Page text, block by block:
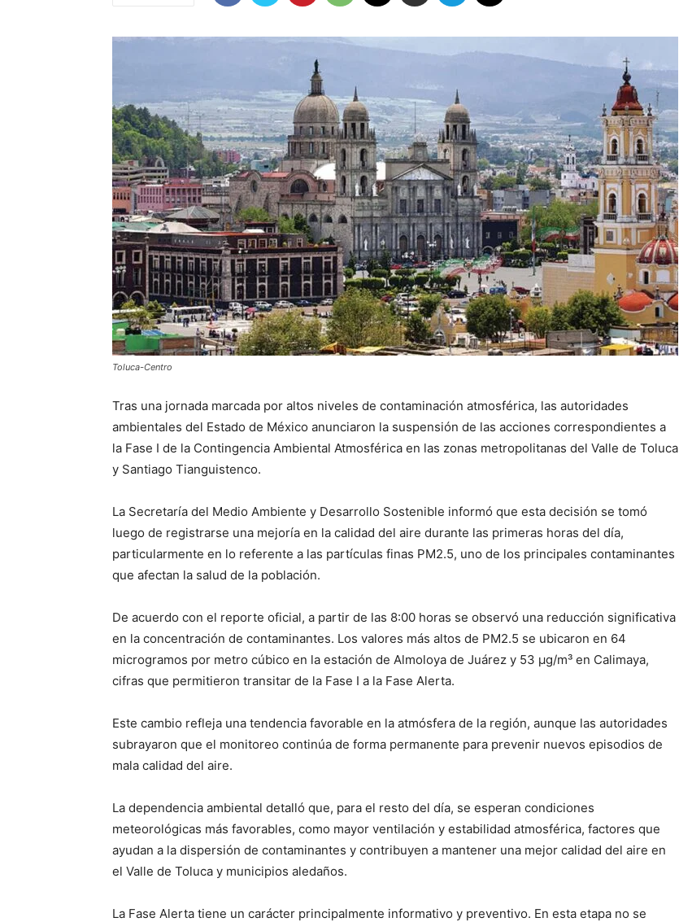
Toluca-Centro
Tras una jornada marcada por altos niveles de contaminación atmosférica, las autoridades
ambientales del Estado de México anunciaron la suspensión de las acciones correspondientes a
la Fase I de la Contingencia Ambiental Atmosférica en las zonas metropolitanas del Valle de Toluca
y Santiago Tianguistenco.
La Secretaría del Medio Ambiente y Desarrollo Sostenible informó que esta decisión se tomó
luego de registrarse una mejoría en la calidad del aire durante las primeras horas del día,
particularmente en lo referente a las partículas finas PM2.5, uno de los principales contaminantes
que afectan la salud de la población.
De acuerdo con el reporte oficial, a partir de las 8:00 horas se observó una reducción significativa
en la concentración de contaminantes. Los valores más altos de PM2.5 se ubicaron en 64
microgramos por metro cúbico en la estación de Almoloya de Juárez y 53 µg/m³ en Calimaya,
cifras que permitieron transitar de la Fase I a la Fase Alerta.
Este cambio refleja una tendencia favorable en la atmósfera de la región, aunque las autoridades
subrayaron que el monitoreo continúa de forma permanente para prevenir nuevos episodios de
mala calidad del aire.
La dependencia ambiental detalló que, para el resto del día, se esperan condiciones
meteorológicas más favorables, como mayor ventilación y estabilidad atmosférica, factores que
ayudan a la dispersión de contaminantes y contribuyen a mantener una mejor calidad del aire en
el Valle de Toluca y municipios aledaños.
La Fase Alerta tiene un carácter principalmente informativo y preventivo. En esta etapa no se